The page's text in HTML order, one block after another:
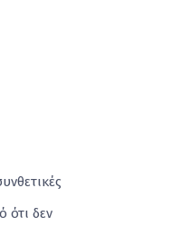
ότι δεν